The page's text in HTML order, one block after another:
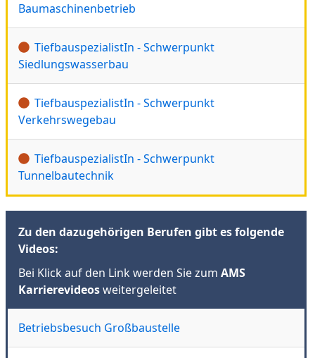
Baumaschinenbetrieb
TiefbauspezialistIn - Schwerpunkt
Siedlungswasserbau
TiefbauspezialistIn - Schwerpunkt
Verkehrswegebau
TiefbauspezialistIn - Schwerpunkt
Tunnelbautechnik
Zu den dazugehörigen Berufen gibt es folgende
Videos:
Bei Klick auf den Link werden Sie zum AMS
Karrierevideosweitergeleitet
Betriebsbesuch Großbaustelle